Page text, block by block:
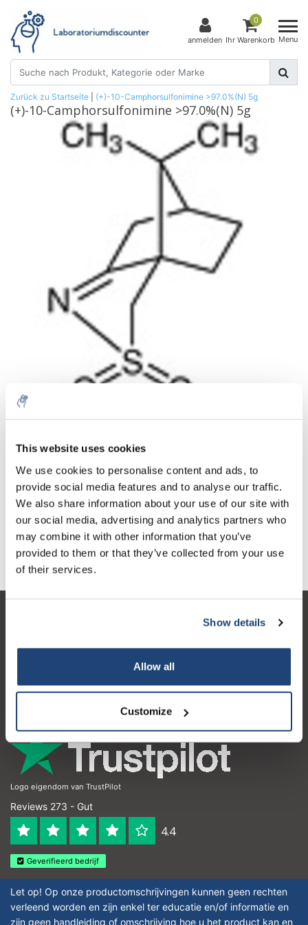
This website uses cookies
We use cookies to personalise content and ads, to
provide social media features and to analyse our traffic.
We also share information about your use of our site with
our social media, advertising and analytics partners who
may combine it with other information that you’ve
provided to them or that they’ve collected from your use
of their services.
Show details
Allow all
Customize
anmelden
0
Ihr Warenkorb Menu
Zurück zu Startseite (+)-10-Camphorsulfonimine >97.0%(N) 5g
(+)-10-Camphorsulfonimine >97.0%(N) 5g
1 Stück exkl. MwSt.
€180,32
Inkl. MwSt.
Zum Warenkorb hinzufügen
Informationen
Mein Konto
Logo eigendom van TrustPilot
Reviews 273 - Gut
4.4
Geverifieerd bedrijf
Let op! Op onze productomschrijvingen kunnen geen rechten
verleend worden en zijn enkel ter educatie en/of informatie en
zijn geen handleiding of omschrijving hoe u het product kan en